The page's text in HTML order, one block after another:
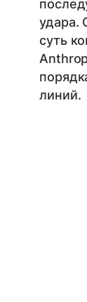
удара.
суть
линий.